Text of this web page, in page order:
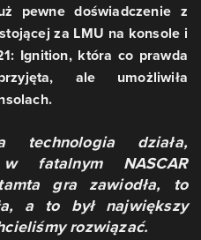
pewne doświadczenie z
za LMU na konsole i
Ignition, która co prawda
ale umożliwiła
działa,
w fatalnym NASCAR
gra zawiodła, to
a to był największy
rozwiązać.